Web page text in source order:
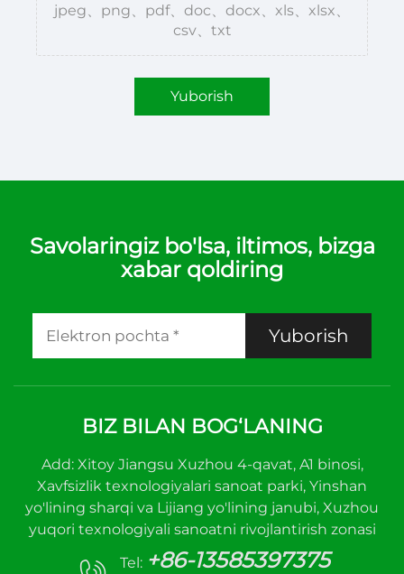
jpeg、png、pdf、doc、docx、xls、xlsx、
csv、txt
Yuborish
Savolaringiz bo'lsa, iltimos, bizga
xabar qoldiring
Yuborish
BIZ BILAN BOG‘LANING
Add: Xitoy Jiangsu Xuzhou 4-qavat, A1 binosi,
Xavfsizlik texnologiyalari sanoat parki, Yinshan
yo'lining sharqi va Lijiang yo'lining janubi, Xuzhou
yuqori texnologiyali sanoatni rivojlantirish zonasi
Tel: +86-13585397375